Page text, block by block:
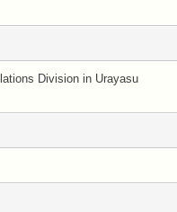
Division in Urayasu